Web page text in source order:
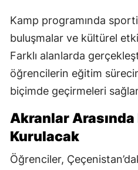
Kamp programında
buluşmalar ve kültürel
Farklı alanlarda
öğrencilerin eğitim
biçimde geçirmeleri
Akranlar
Kurulacak
Öğrenciler,